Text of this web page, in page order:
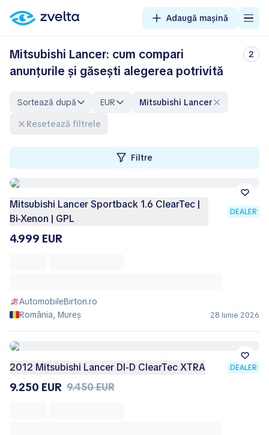
Adaugă mașină
Mitsubishi Lancer: cum compari
anunțurile și găsești alegerea potrivită
2
Sortează după EUR
Mitsubishi Lancer
Resetează filtrele
Filtre
Mitsubishi Lancer Sportback 1.6 ClearTec |
Bi-Xenon | GPL
DEALER
4.999 EUR
AutomobileBirton.ro
România, Mureș
28 Iunie 2026
2012 Mitsubishi Lancer DI-D ClearTec XTRA DEALER
9.250 EUR 9.450 EUR